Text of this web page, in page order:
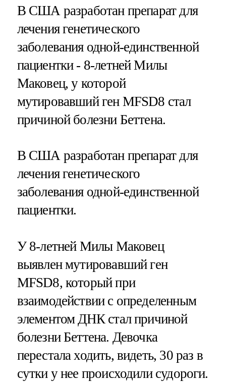
В США разработан препарат для
лечения генетического
заболевания одной-единственной
пациентки - 8-летней Милы
Маковец, у которой
мутировавший ген MFSD8 стал
причиной болезни Беттена.
В США разработан препарат для
лечения генетического
заболевания одной-единственной
пациентки.
У 8-летней Милы Маковец
выявлен мутировавший ген
MFSD8, который при
взаимодействии с определенным
элементом ДНК стал причиной
болезни Беттена. Девочка
перестала ходить, видеть, 30 раз в
сутки у нее происходили судороги.